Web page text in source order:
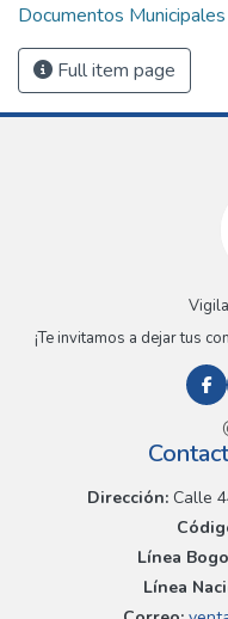
Documentos Municipales
Full item page
¡Te invitamos a dejar tus
Dirección:Calle
Línea
Línea